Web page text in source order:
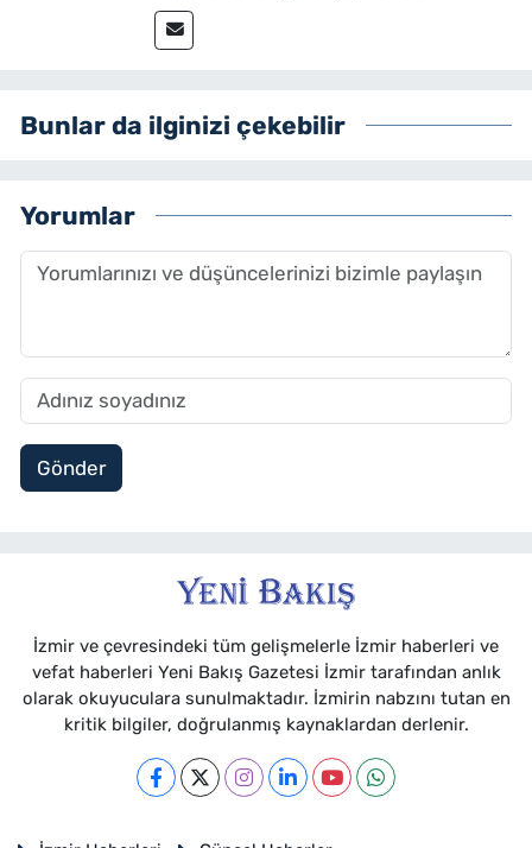
Bunlar da ilginizi çekebilir
Yorumlar
Gönder
İzmir ve çevresindeki tüm gelişmelerle İzmir haberleri ve
vefat haberleri Yeni Bakış Gazetesi İzmir tarafından anlık
olarak okuyuculara sunulmaktadır. İzmirin nabzını tutan en
kritik bilgiler, doğrulanmış kaynaklardan derlenir.